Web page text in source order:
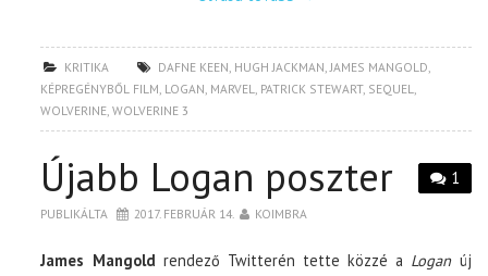
KRITIKA DAFNE KEEN, HUGH JACKMAN,JAMES MANGOLD,
KÉPREGÉNYBŐL FILM, LOGAN, MARVEL, PATRICK STEWART, SEQUEL,
WOLVERINE,WOLVERINE 3
1
Újabb Logan poszter
PUBLIKÁLTA 2017. FEBRUÁR 14. KOIMBRA
James Mangold rendező Twitterén tette közzé a Loganúj